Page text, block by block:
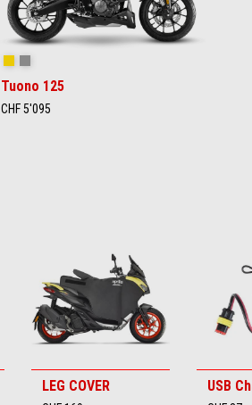
Tuono 125
CHF 5'095
LEG COVER USB